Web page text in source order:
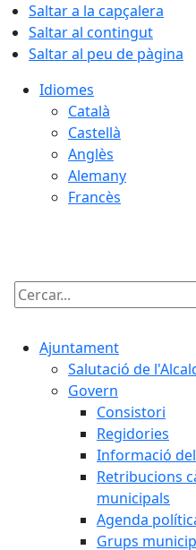
Saltar a la capçalera
Saltar al contingut
Saltar al peu de pàgina
Idiomes
Català
Castellà
Anglès
Alemany
Francès
Cercar:
Ajuntament
Salutació de
Govern
Consistori
Regidories
Informació
Retribucions
municipals
Agenda
Grups